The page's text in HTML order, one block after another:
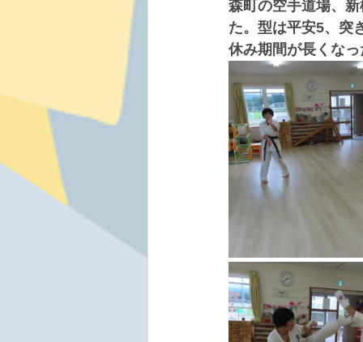
森町の空手道場、
た。型は平安5、突
休み期間が長くな